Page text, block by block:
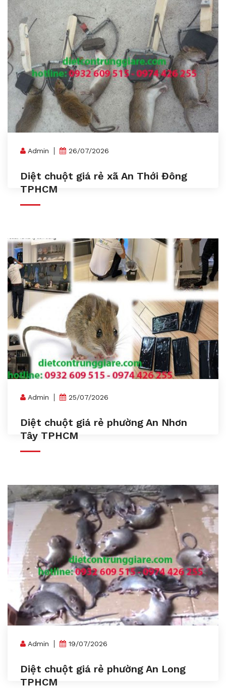
Admin 26/07/2026
Diệt chuột giá rẻ xã An Thới Đông
TPHCM
Admin 25/07/2026
Diệt chuột giá rẻ phường An Nhơn
Tây TPHCM
Admin 19/07/2026
Diệt chuột giá rẻ phường An Long
TPHCM